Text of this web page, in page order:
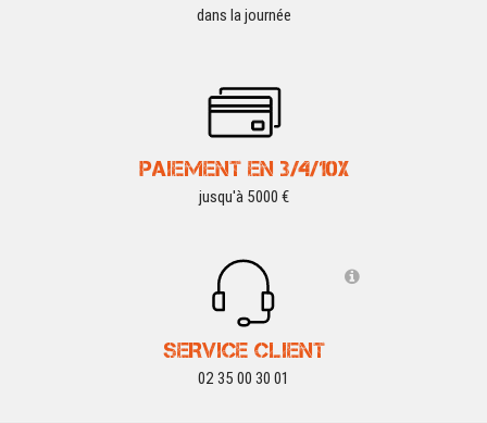
dans la journée
PAIEMENT EN 3/4/10X
jusqu'à 5000 €
SERVICE CLIENT
02 35 00 30 01